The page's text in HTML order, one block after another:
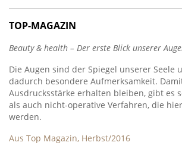
TOP-MAGAZIN
Beauty & health – Der erste Blick unserer
Die Augen sind der Spiegel unserer Seele
dadurch besondere Aufmerksamkeit.
Ausdrucksstärke erhalten bleiben, gibt es
als auch nicht-operative Verfahren, die
werden.
Aus Top Magazin, Herbst/2016